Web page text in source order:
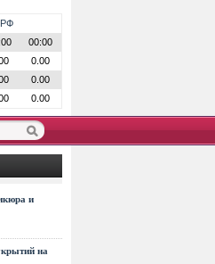
РФ
00:00
0.00
0.00
0.00
и
на